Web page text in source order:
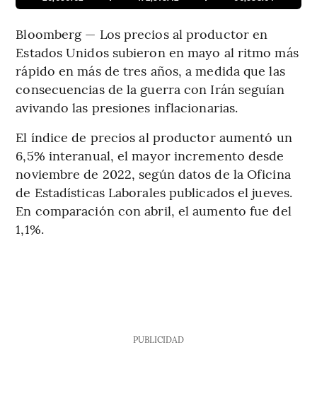
Bloomberg — Los precios al productor en
Estados Unidos subieron en mayo al ritmo más
rápido en más de tres años, a medida que las
consecuencias de la guerra con Irán seguían
avivando las presiones inflacionarias.
El índice de precios al productor aumentó un
6,5% interanual, el mayor incremento desde
noviembre de 2022, según datos de la Oficina
de Estadísticas Laborales publicados el jueves.
En comparación con abril, el aumento fue del
1,1%.
PUBLICIDAD